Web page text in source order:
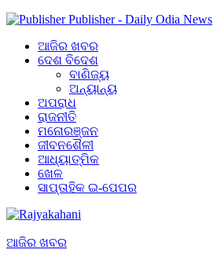
Publisher - Daily Odia News
ଆଜିର ଖବର
ଦେଶ ବିଦେଶ
ବାଣିଜ୍ୟ
ଅନ୍ୟାନ୍ୟ
ଅପରାଧ
ରାଜନୀତି
ମନୋରଞ୍ଜନ
ଜୀବନଶୈଳୀ
ଆଧ୍ୟାତ୍ମିକ
ଖେଳ
ସାପ୍ତାହିକ ଇ-ପେପର
ଆଜିର ଖବର